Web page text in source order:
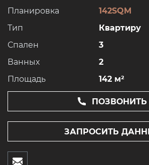
Планировка
142SQM
Тип
Квартиру
Спален
3
Ванных
2
Площадь
142 м²
ПОЗВОНИТЬ
ЗАПРОСИТЬ